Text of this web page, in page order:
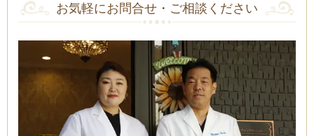
お気軽にお問合せ・ご相談ください